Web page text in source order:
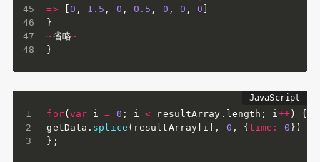
=>
[0 , 1.5 , 0 , 0.5 , 0 , 0 , 0 ]
}
~省略~
}
for( var i = 0 ; i < resultArray . length ; i++)
{
getData . splice ( resultArray i , 0 , {time : 0 } )
} ;